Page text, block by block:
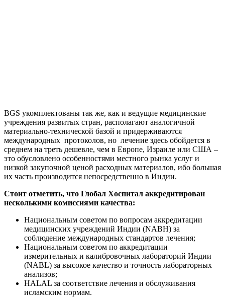
BGS укомплектованы так же, как и ведущие медицинские
учреждения развитых стран, располагают аналогичной
материально-технической базой и придерживаются
международных протоколов, но лечение здесь обойдется в
среднем на треть дешевле, чем в Европе, Израиле или США –
это обусловлено особенностями местного рынка услуг и
низкой закупочной ценой расходных материалов, ибо большая
их часть производится непосредственно в Индии.
Стоит отметить, что Глобал Хоспитал аккредитирован
несколькими комиссиями качества:
Национальным советом по вопросам аккредитации
медицинских учреждений Индии (NABH) за
соблюдение международных стандартов лечения;
Национальным советом по аккредитации
измерительных и калибровочных лабораторий Индии
(NABL) за высокое качество и точность лабораторных
анализов;
HALAL за соответствие лечения и обслуживания
исламским нормам.